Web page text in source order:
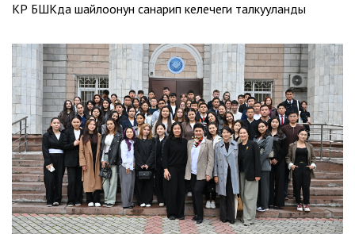
КР БШКда шайлоонун санарип келечеги талкууланды